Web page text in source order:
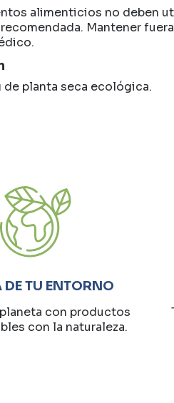
alimenticios no deben
Mantener
de planta seca ecológica.
DE TU ENTORNO
con productos
con la naturaleza.